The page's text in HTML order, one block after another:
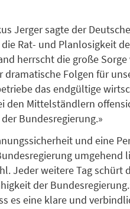
Jerger sagte der
Rat- und Planlosigkeit
herrscht die große Sorge
Folgen für
das endgültige
den Mittelständlern
Bundesregierung.»
und eine
umgehend
Jeder weitere Tag schürt
der
es eine klare und